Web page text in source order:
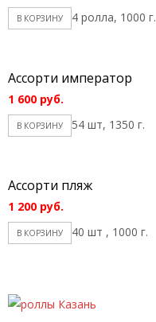
В КОРЗИНУ 4 ролла, 1000 г.
Ассорти император
1 600 руб.
В КОРЗИНУ 54 шт, 1350 г.
Ассорти пляж
1 200 руб.
В КОРЗИНУ 40 шт , 1000 г.